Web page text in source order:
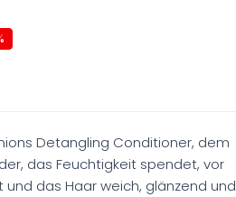
Detangling Conditioner, dem
das Feuchtigkeit spendet, vor
und das Haar weich, glänzend und